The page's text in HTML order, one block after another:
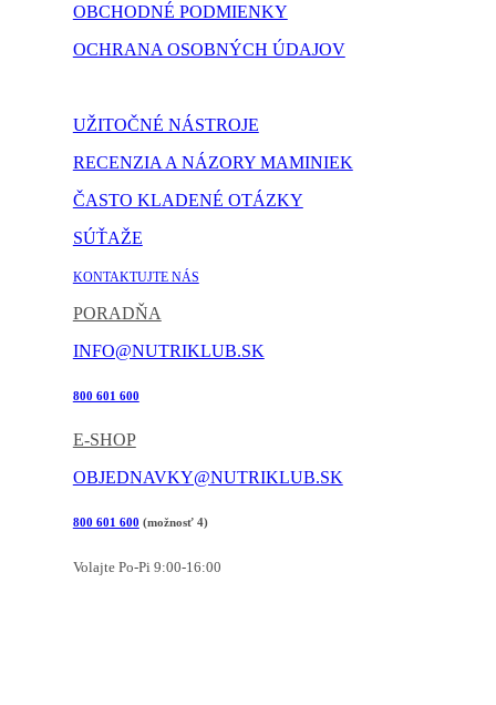
OBCHODNÉ PODMIENKY
OCHRANA OSOBNÝCH ÚDAJOV
UŽITOČNÉ NÁSTROJE
RECENZIA A NÁZORY MAMINIEK
ČASTO KLADENÉ OTÁZKY
SÚŤAŽE
KONTAKTUJTE NÁS
PORADŇA
INFO@NUTRIKLUB.SK
800 601 600
E-SHOP
OBJEDNAVKY@NUTRIKLUB.SK
800 601 600 (možnosť 4)
Volajte Po-Pi 9:00-16:00